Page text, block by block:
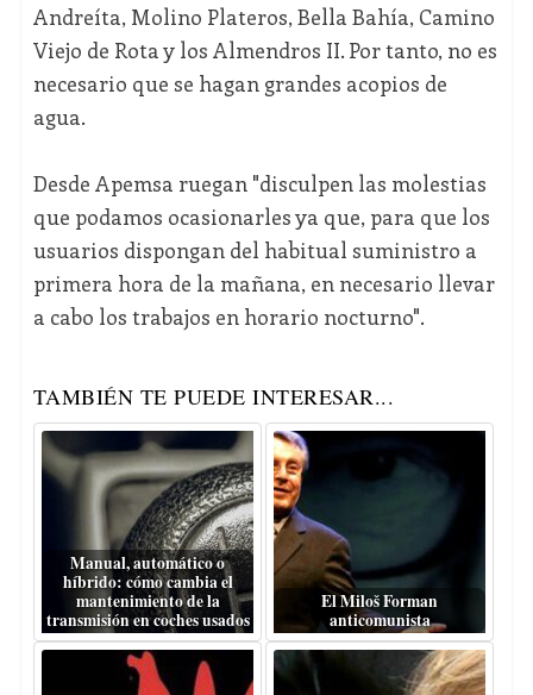
Andreíta, Molino Plateros, Bella Bahía, Camino
Viejo de Rota y los Almendros II. Por tanto, no es
necesario que se hagan grandes acopios de
agua.
Desde Apemsa ruegan "disculpen las molestias
que podamos ocasionarles ya que, para que los
usuarios dispongan del habitual suministro a
primera hora de la mañana, en necesario llevar
a cabo los trabajos en horario nocturno".
TAMBIÉN TE PUEDE INTERESAR...
Manual, automático o
híbrido: cómo cambia el
mantenimiento de la
transmisión en coches usados
El Miloš Forman
anticomunista